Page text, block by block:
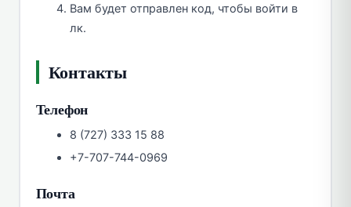
Вам будет отправлен код, чтобы войти в
лк.
Контакты
Телефон
8 (727) 333 15 88
+7-707-744-0969
Почта